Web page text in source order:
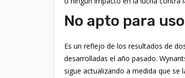
No apto para
Es un reflejo de los resultados de
desarrolladas el año pasado.
sigue actualizando a medida que se